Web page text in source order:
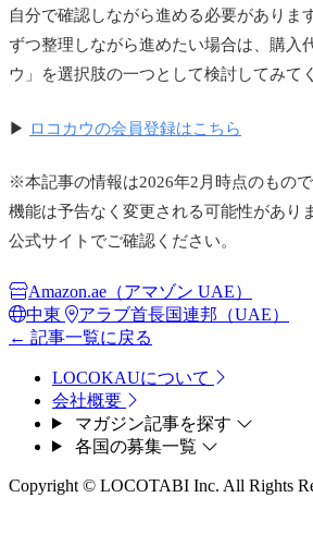
自分で確認しながら進める必要がありま
ずつ整理しながら進めたい場合は、購入
ウ」を選択肢の一つとして検討してみて
▶ ロコカウの会員登録はこちら
※本記事の情報は2026年2月時点のもの
機能は予告なく変更される可能性があり
公式サイトでご確認ください。
Amazon.ae（アマゾン UAE）
中東
アラブ首長国連邦（UAE）
← 記事一覧に戻る
LOCOKAUについて
会社概要
マガジン記事を探す
各国の募集一覧
Copyright © LOCOTABI Inc. All Rights